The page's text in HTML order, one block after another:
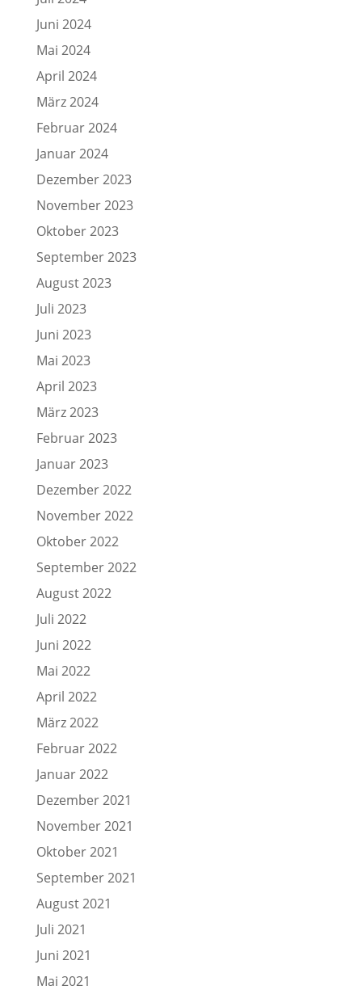
Juni 2024
Mai 2024
April 2024
März 2024
Februar 2024
Januar 2024
Dezember 2023
November 2023
Oktober 2023
September 2023
August 2023
Juli 2023
Juni 2023
Mai 2023
April 2023
März 2023
Februar 2023
Januar 2023
Dezember 2022
November 2022
Oktober 2022
September 2022
August 2022
Juli 2022
Juni 2022
Mai 2022
April 2022
März 2022
Februar 2022
Januar 2022
Dezember 2021
November 2021
Oktober 2021
September 2021
August 2021
Juli 2021
Juni 2021
Mai 2021